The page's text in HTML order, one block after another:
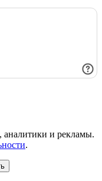
аналитики и рекламы.
.